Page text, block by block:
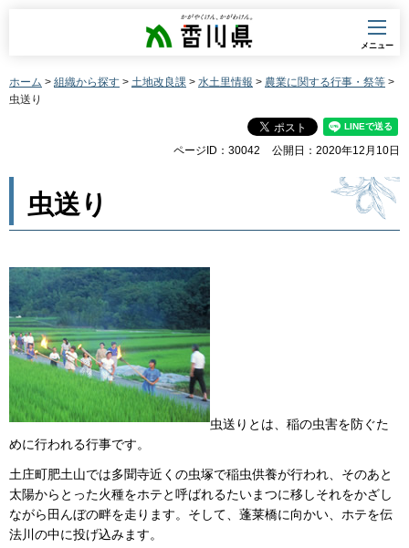
香川県
メニュー
ホーム > 組織から探す > 土地改良課 > 水土里情報 > 農業に関する行事・祭等 >
虫送り
ページID：30042 公開日：2020年12月10日
虫送り
虫送りとは、稲の虫害を防ぐた
めに行われる行事です。
土庄町肥土山では多聞寺近くの虫塚で稲虫供養が行われ、そのあと
太陽からとった火種をホテと呼ばれるたいまつに移しそれをかざし
ながら田んぼの畔を走ります。そして、蓬莱橋に向かい、ホテを伝
法川の中に投げ込みます。